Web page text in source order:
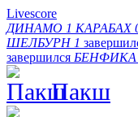
Livescore
ДИНАМО 1 КАРАБАХ
ШЕЛБУРН 1
завершился БЕНФИКА
Пакш